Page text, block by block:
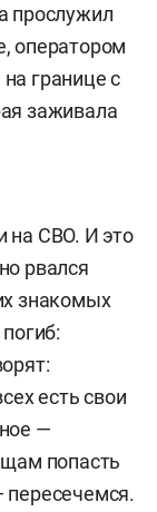
прослужил
оператором
границе с
заживала
на СВО. И это
рвался
знакомых
есть свои
—
попасть
пересечемся.